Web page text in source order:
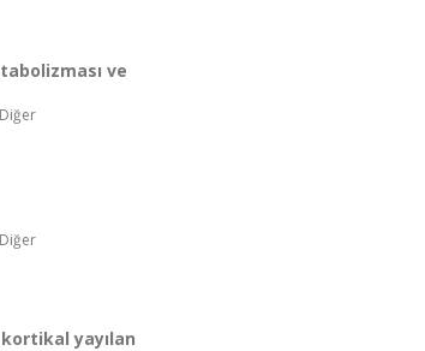
ve
yayılan